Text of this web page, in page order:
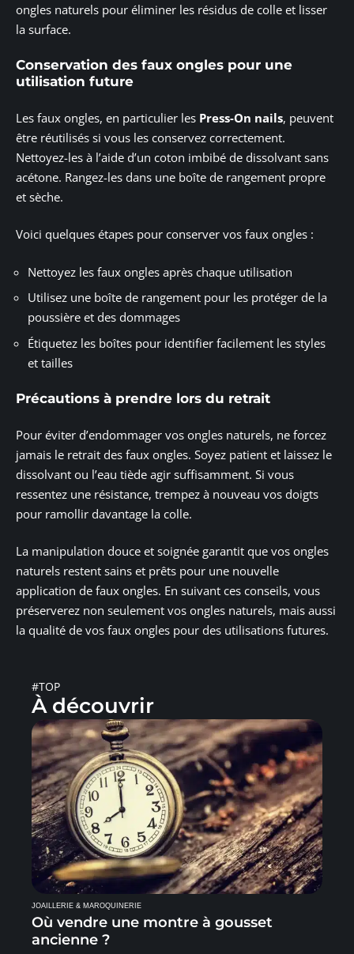
ongles naturels pour éliminer les résidus de colle et lisser
la surface.
Conservation des faux ongles pour une
utilisation future
Les faux ongles, en particulier les Press-On nails, peuvent
être réutilisés si vous les conservez correctement.
Nettoyez-les à l’aide d’un coton imbibé de dissolvant sans
acétone. Rangez-les dans une boîte de rangement propre
et sèche.
Voici quelques étapes pour conserver vos faux ongles :
Nettoyez les faux ongles après chaque utilisation
Utilisez une boîte de rangement pour les protéger de la
poussière et des dommages
Étiquetez les boîtes pour identifier facilement les styles
et tailles
Précautions à prendre lors du retrait
Pour éviter d’endommager vos ongles naturels, ne forcez
jamais le retrait des faux ongles. Soyez patient et laissez le
dissolvant ou l’eau tiède agir suffisamment. Si vous
ressentez une résistance, trempez à nouveau vos doigts
pour ramollir davantage la colle.
La manipulation douce et soignée garantit que vos ongles
naturels restent sains et prêts pour une nouvelle
application de faux ongles. En suivant ces conseils, vous
préserverez non seulement vos ongles naturels, mais aussi
la qualité de vos faux ongles pour des utilisations futures.
#TOP
À découvrir
JOAILLERIE & MAROQUINERIE
Où vendre une montre à gousset
ancienne ?